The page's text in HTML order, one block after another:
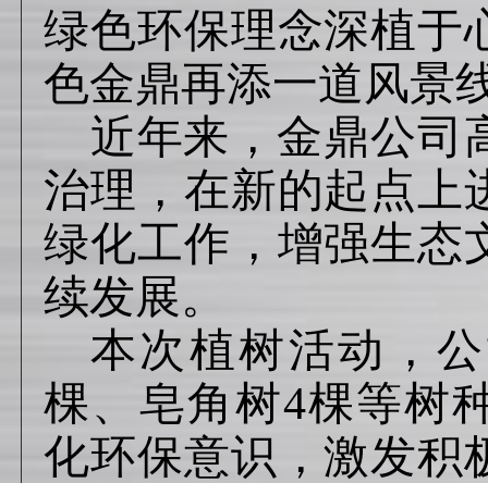
绿色环保理念深植于
色金鼎再添一道风景
近年来，金鼎公司
治理，在新的起点上
绿化工作，增强生态
续发展。
本次植树活动，
棵、皂角树4棵等树
化环保意识，激发积